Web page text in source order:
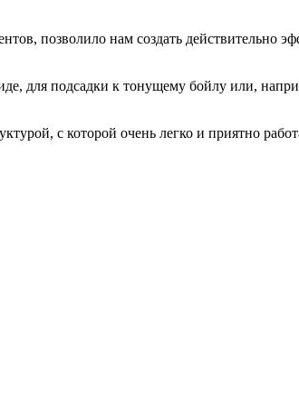
позволило нам создать действительно
для подсадки к тонущему бойлу или,
с которой очень легко и приятно